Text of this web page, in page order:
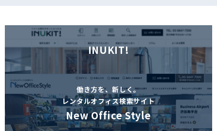
INUKIT!
働き方を、新しく。
レンタルオフィス検索サイト
New Office Style